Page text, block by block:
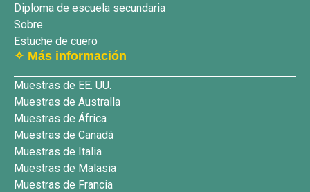
Diploma de escuela secundaria
Sobre
Estuche de cuero
✧ Más información
Muestras de EE. UU.
Muestras de Australla
Muestras de África
Muestras de Canadá
Muestras de Italia
Muestras de Malasia
Muestras de Francia